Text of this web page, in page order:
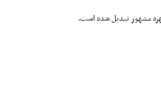
مشهور تبدیل شده است.